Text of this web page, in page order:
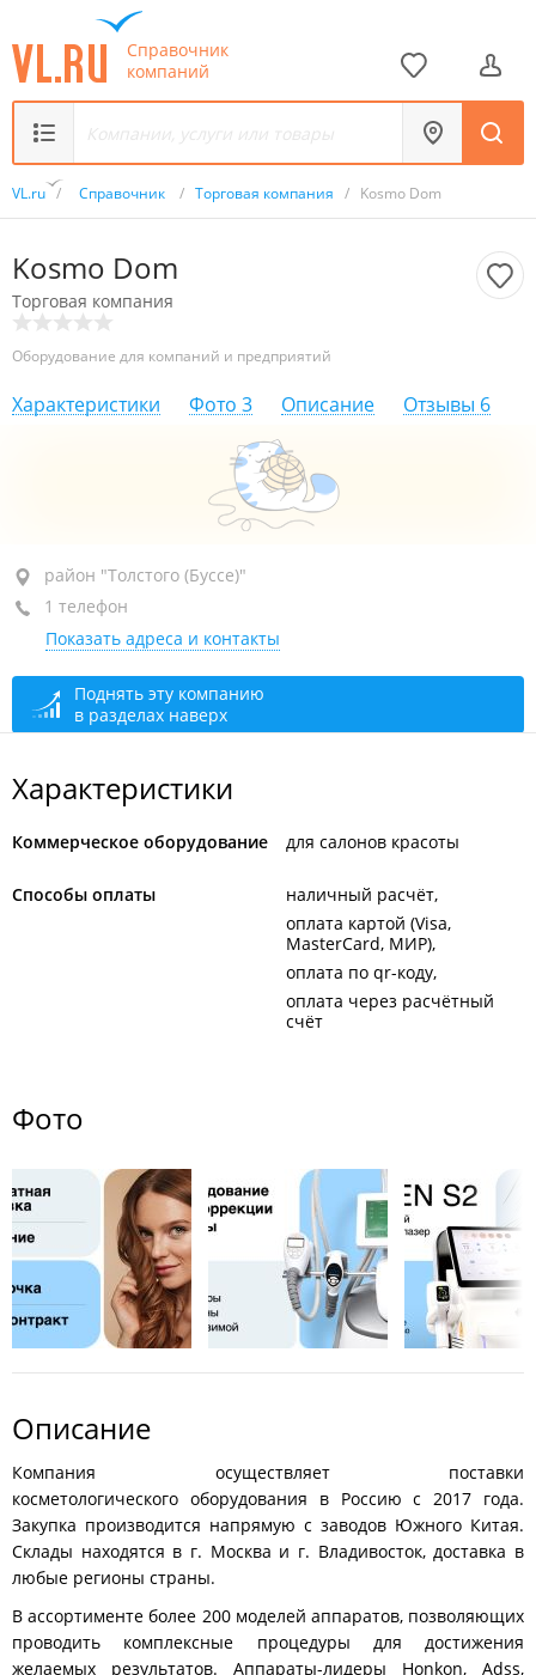
Справочник
компаний
VL.ru / Справочник / Торговая компания / Kosmo Dom
Kosmo Dom
Торговая компания
Оборудование для компаний и предприятий
Характеристики Фото 3 Описание Отзывы 6
район "Толстого (Буссе)", ул. Крылова, 58
1-й этаж
+7 924 722-77-72
По предварительному звонку
11:00
район "Толстого (Буссе)"
1 телефон
Показать адреса и контакты
Поднять эту компанию
в разделах наверх
Характеристики
Коммерческое оборудование для салонов красоты
Способы оплаты
наличный расчёт
оплата картой (Visa,
MasterCard, МИР)
оплата по qr-коду
оплата через расчётный
счёт
Фото
Описание
Компания осуществляет поставки
косметологического оборудования в Россию с 2017 года.
Закупка производится напрямую с заводов Южного Китая.
Склады находятся в г. Москва и г. Владивосток, доставка в
любые регионы страны.
В ассортименте более 200 моделей аппаратов, позволяющих
проводить комплексные процедуры для достижения
желаемых результатов. Аппараты-лидеры Honkon, Adss,